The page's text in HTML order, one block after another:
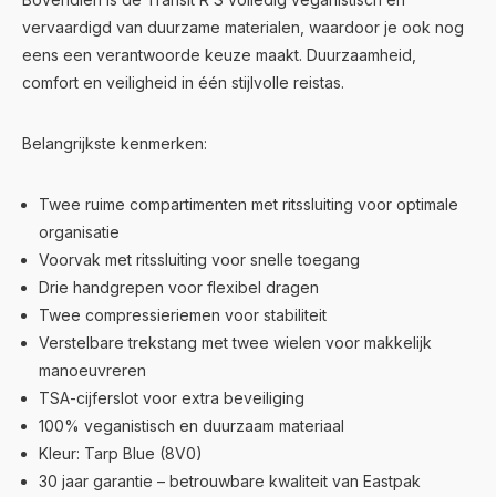
vervaardigd van duurzame materialen, waardoor je ook nog
eens een verantwoorde keuze maakt. Duurzaamheid,
comfort en veiligheid in één stijlvolle reistas.
Belangrijkste kenmerken:
Twee ruime compartimenten met ritssluiting voor optimale
organisatie
Voorvak met ritssluiting voor snelle toegang
Drie handgrepen voor flexibel dragen
Twee compressieriemen voor stabiliteit
Verstelbare trekstang met twee wielen voor makkelijk
manoeuvreren
TSA-cijferslot voor extra beveiliging
100% veganistisch en duurzaam materiaal
Kleur: Tarp Blue (8V0)
30 jaar garantie – betrouwbare kwaliteit van Eastpak